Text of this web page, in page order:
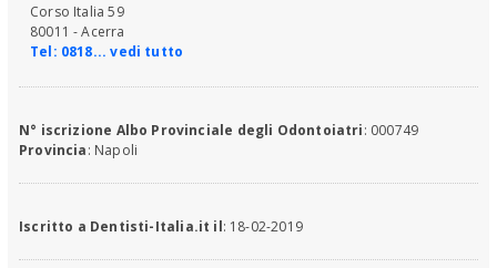
Corso Italia 59
80011 - Acerra
Tel: 0818... vedi tutto
N° iscrizione Albo Provinciale degli Odontoiatri: 000749
Provincia: Napoli
Iscritto a Dentisti-Italia.it il: 18-02-2019